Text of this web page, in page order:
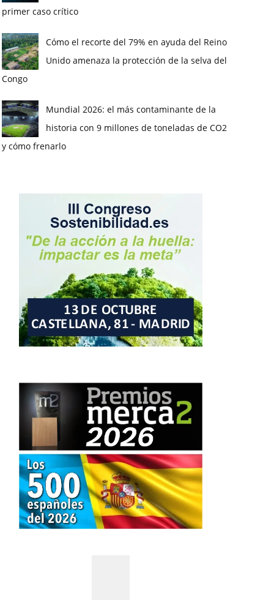
primer caso crítico
Cómo el recorte del 79% en ayuda del Reino
Unido amenaza la protección de la selva del
Congo
Mundial 2026: el más contaminante de la
historia con 9 millones de toneladas de CO2
y cómo frenarlo